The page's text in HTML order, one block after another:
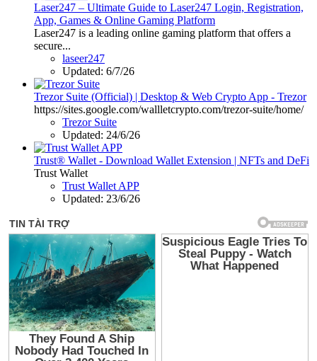
Laser247 – Ultimate Guide to Laser247 Login, Registration,
App, Games & Online Gaming Platform
Laser247 is a leading online gaming platform that offers a
secure...
laseer247
Updated: 6/7/26
Trezor Suite (Official) | Desktop & Web Crypto App - Trezor
https://sites.google.com/wallletcrypto.com/trezor-suite/home/
Trezor Suite
Updated: 24/6/26
Trust® Wallet - Download Wallet Extension | NFTs and DeFi
Trust Wallet
Trust Wallet APP
Updated: 23/6/26